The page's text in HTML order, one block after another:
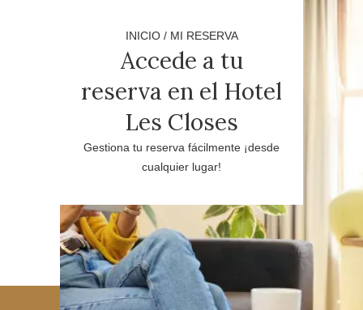
INICIO / MI RESERVA
Accede a tu
reserva en el Hotel
Les Closes
Gestiona tu reserva fácilmente ¡desde
cualquier lugar!